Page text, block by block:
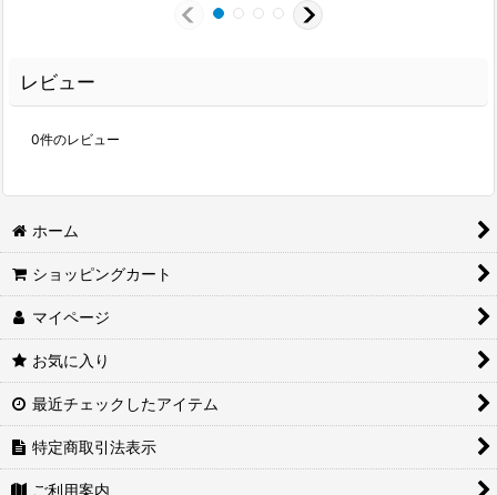
レビュー
0件のレビュー
ホーム
ショッピングカート
マイページ
お気に入り
最近チェックしたアイテム
特定商取引法表示
ご利用案内